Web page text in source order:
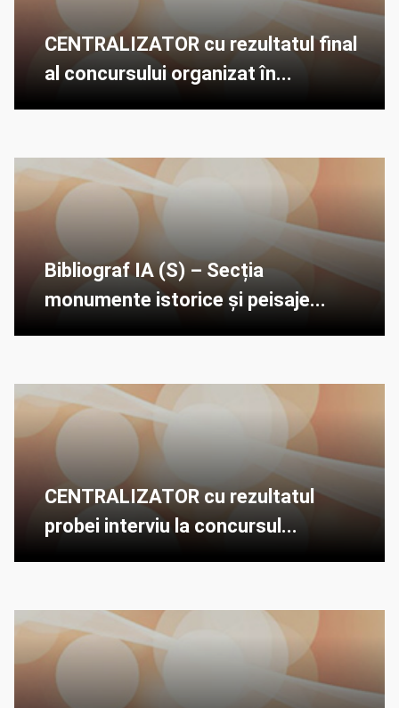
CENTRALIZATOR cu rezultatul final
al concursului organizat în...
Bibliograf IA (S) – Secția
monumente istorice și peisaje...
CENTRALIZATOR cu rezultatul
probei interviu la concursul...